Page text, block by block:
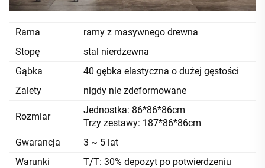
Rama
ramy z masywnego drewna
Stopę
stal nierdzewna
Gąbka
40 gębka elastyczna o dużej gęstości
Zalety
nigdy nie zdeformowane
Rozmiar
Jednostka: 86*86*86cm
Trzy zestawy: 187*86*86cm
Gwarancja
3 ~ 5 lat
Warunki
T/T: 30% depozyt po potwierdzeniu